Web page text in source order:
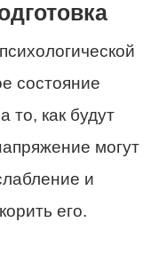
состояние
то, как будут
могут
и
его.